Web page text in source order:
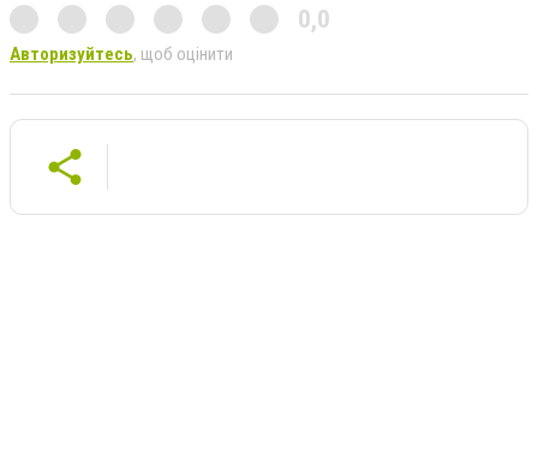
0,0
Авторизуйтесь, щоб оцінити